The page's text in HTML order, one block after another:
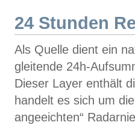
24 Stunden
Als Quelle dient ein
gleitende 24h-
Dieser Layer enthält
handelt es sich um
angeeichten“